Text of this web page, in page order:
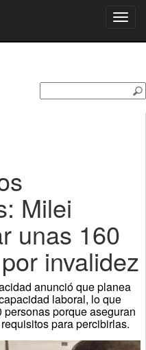
Milei
unas 160
invalidez
anunció que planea
laboral, lo que
porque aseguran
para percibirlas.